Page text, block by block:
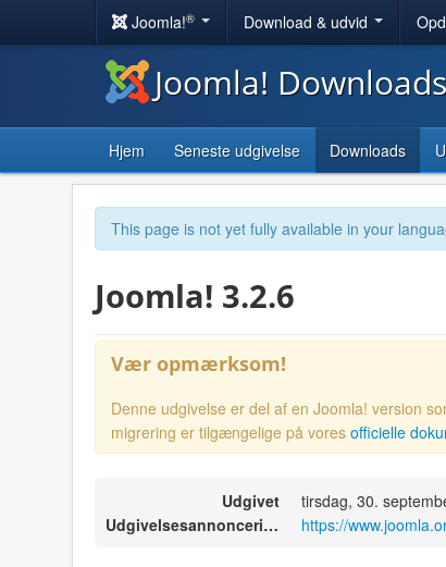
Joomla!® Download & udvid
Joomla! Downloads
Hjem Seneste udgivelse Downloads
This page is not yet fully available in your
Joomla! 3.2.6
Vær opmærksom!
Denne udgivelse er del af en Joomla! version
migrering er tilgængelige på vores officielle
Udgivet
tirsdag, 30.
Udgivelsesannoncering
https://